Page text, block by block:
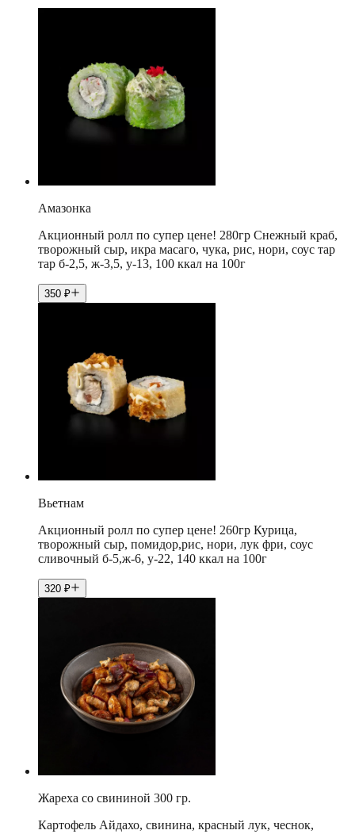
Амазонка
Акционный ролл по супер цене! 280гр Снежный краб,
творожный сыр, икра масаго, чука, рис, нори, соус тар
тар б-2,5, ж-3,5, у-13, 100 ккал на 100г
350 ₽
Вьетнам
Акционный ролл по супер цене! 260гр Курица,
творожный сыр, помидор,рис, нори, лук фри, соус
сливочный б-5,ж-6, у-22, 140 ккал на 100г
320 ₽
Жареха со свининой 300 гр.
Картофель Айдахо, свинина, красный лук, чеснок,